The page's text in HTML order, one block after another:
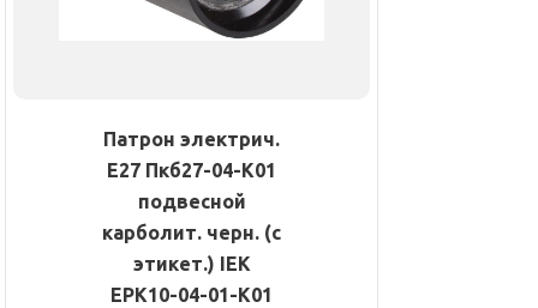
Патрон электрич.
E27 Пкб27-04-К01
подвесной
карболит. черн. (с
этикет.) IEK
EPK10-04-01-K01